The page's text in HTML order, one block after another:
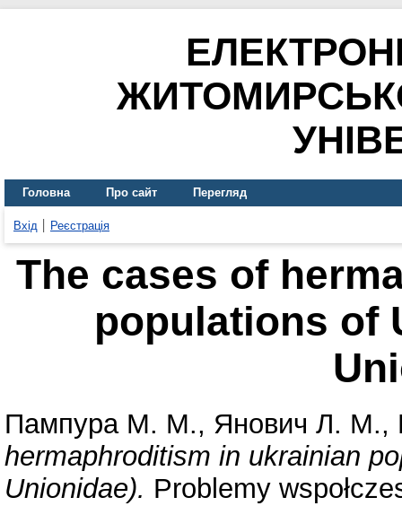
Головна Про сайт Перегляд
Вхід Реєстрація
The cases of
populations of
Пампура М. М., Янович Л. М.,
hermaphroditism in ukrainian
Unionidae). Problemy